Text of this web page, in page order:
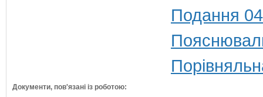
Подання
Документи, пов'язані із роботою: